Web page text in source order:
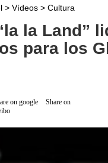
> Vídeos > Cultura
la Land”
para los
on google
Share on